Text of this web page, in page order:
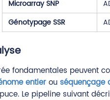
Microarray SNP
Génotypage SSR
fondamentales peuvent
entier ou séquençage
Le pipeline suivant